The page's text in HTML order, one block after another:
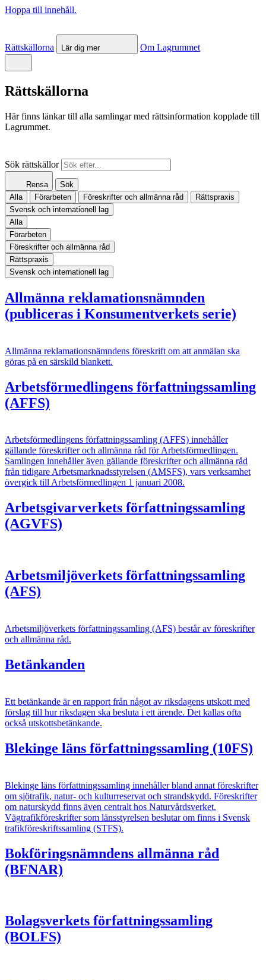
Hoppa till innehåll.
Rättskällorna Lär dig mer Om Lagrummet
Rättskällorna
Här finns länkar till alla samlingar med rättsinformation kopplade till
Lagrummet.
Sök rättskällor
Rensa
Sök
Alla
Förarbeten Föreskrifter och allmänna råd
Rättspraxis
Svensk och internationell lag
Alla
Förarbeten
Föreskrifter och allmänna råd
Rättspraxis
Svensk och internationell lag
Allmänna reklamationsnämnden
(publiceras i Konsumentverkets serie)
Allmänna reklamationsnämndens föreskrift om att anmälan ska
göras på en särskild blankett.
Arbetsförmedlingens författningssamling
(AFFS)
Arbetsförmedlingens författningssamling (AFFS) innehåller
gällande föreskrifter och allmänna råd för Arbetsförmedlingen.
Samlingen innehåller även gällande föreskrifter och allmänna råd
från tidigare Arbetsmarknadsstyrelsen (AMSFS), vars verksamhet
övergick till Arbetsförmedlingen 1 januari 2008.
Arbetsgivarverkets författningssamling
(AGVFS)
Arbetsmiljöverkets författningssamling
(AFS)
Arbetsmiljöverkets författningssamling (AFS) består av föreskrifter
och allmänna råd.
Betänkanden
Ett betänkande är en rapport från något av riksdagens utskott med
förslag till hur riksdagen ska besluta i ett ärende. Det kallas ofta
också utskottsbetänkande.
Blekinge läns författningssamling (10FS)
Blekinge läns författningssamling innehåller bland annat föreskrifter
om sjötrafik, natur- och kulturreservat och strandskydd. Föreskrifter
om naturskydd finns även centralt hos Naturvårdsverket.
Vägtrafikföreskrifter som länsstyrelsen beslutar om finns i Svensk
trafikföreskriftssamling (STFS).
Bokföringsnämndens allmänna råd
(BFNAR)
Bolagsverkets författningssamling
(BOLFS)